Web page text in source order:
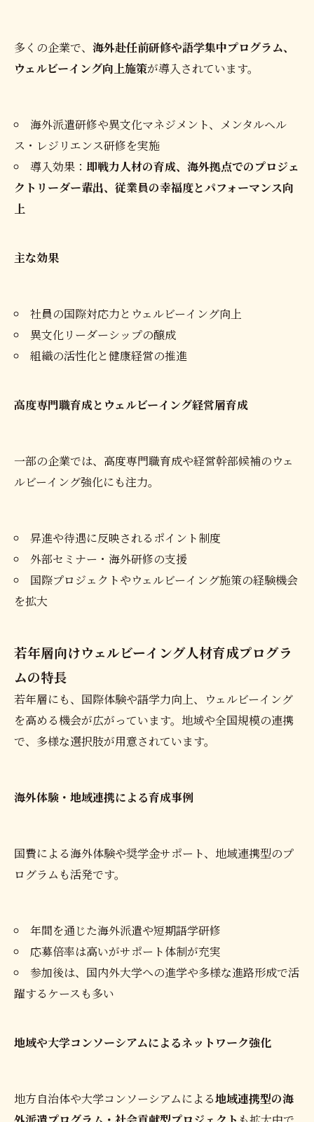
多くの企業で、 海外赴任前研修や語学集中プログラム、
ウェルビーイング向上施策が導入されています。
海外派遣研修や異文化マネジメント、メンタルヘル
ス・レジリエンス研修を実施
導入効果： 即戦力人材の育成、海外拠点でのプロジェ
クトリーダー輩出、従業員の幸福度とパフォーマンス向
上
主な効果
社員の国際対応力とウェルビーイング向上
異文化リーダーシップの醸成
組織の活性化と健康経営の推進
高度専門職育成とウェルビーイング経営層育成
一部の企業では、高度専門職育成や経営幹部候補のウェ
ルビーイング強化にも注力。
昇進や待遇に反映されるポイント制度
外部セミナー・海外研修の支援
国際プロジェクトやウェルビーイング施策の経験機会
を拡大
若年層向けウェルビーイング人材育成プログラ
ムの特長
若年層にも、国際体験や語学力向上、ウェルビーイング
を高める機会が広がっています。地域や全国規模の連携
で、多様な選択肢が用意されています。
海外体験・地域連携による育成事例
国費による海外体験や奨学金サポート、地域連携型のプ
ログラムも活発です。
年間を通じた海外派遣や短期語学研修
応募倍率は高いがサポート体制が充実
参加後は、国内外大学への進学や多様な進路形成で活
躍するケースも多い
地域や大学コンソーシアムによるネットワーク強化
地方自治体や大学コンソーシアムによる地域連携型の海